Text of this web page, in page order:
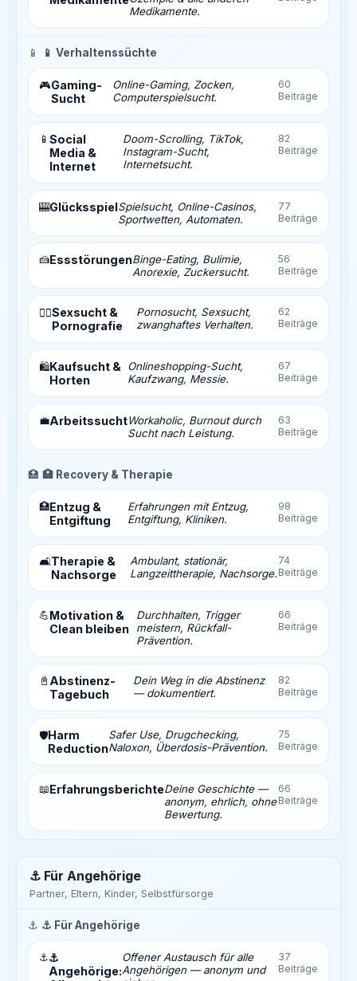
Medikamente.
📱 📱 Verhaltenssüchte
🎮Gaming-
Sucht
Online-Gaming, Zocken,
Computerspielsucht.
60
Beiträge
📱 Social
Media &
Internet
Doom-Scrolling, TikTok,
Instagram-Sucht,
Internetsucht.
82
Beiträge
🎰GlücksspielSpielsucht, Online-Casinos,
Sportwetten, Automaten.
77
Beiträge
🍰EssstörungenBinge-Eating, Bulimie,
Anorexie, Zuckersucht.
56
Beiträge
❤️‍🔥Sexsucht &
Pornografie
Pornosucht, Sexsucht,
zwanghaftes Verhalten.
62
Beiträge
🛍️Kaufsucht &
Horten
Onlineshopping-Sucht,
Kaufzwang, Messie.
67
Beiträge
💼ArbeitssuchtWorkaholic, Burnout durch
Sucht nach Leistung.
63
Beiträge
🏥 🏥 Recovery & Therapie
🏥Entzug &
Entgiftung
Erfahrungen mit Entzug,
Entgiftung, Kliniken.
98
Beiträge
🛋️Therapie &
Nachsorge
Ambulant, stationär,
Langzeittherapie, Nachsorge.
74
Beiträge
💪Motivation &
Clean bleiben
Durchhalten, Trigger
meistern, Rückfall-
Prävention.
66
Beiträge
📓 Abstinenz-
Tagebuch
Dein Weg in die Abstinenz
— dokumentiert.
82
Beiträge
🛡️Harm
Reduction
Safer Use, Drugchecking,
Naloxon, Überdosis-Prävention.
75
Beiträge
📖ErfahrungsberichteDeine Geschichte —
anonym, ehrlich, ohne
Bewertung.
66
Beiträge
⚓ Für Angehörige
Partner, Eltern, Kinder, Selbstfürsorge
⚓ ⚓ Für Angehörige
⚓⚓
Angehörige:
Offener Austausch für alle
Angehörigen — anonym und
37
Beiträge